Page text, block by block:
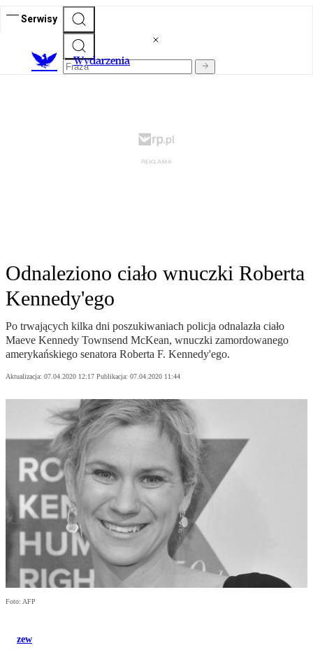
Serwisy
Wydarzenia
Odnaleziono ciało wnuczki Roberta
Kennedy'ego
Po trwających kilka dni poszukiwaniach policja odnalazła ciało
Maeve Kennedy Townsend McKean, wnuczki zamordowanego
amerykańskiego senatora Roberta F. Kennedy'ego.
Aktualizacja: 07.04.2020 12:17 Publikacja: 07.04.2020 11:44
Foto: AFP
zew